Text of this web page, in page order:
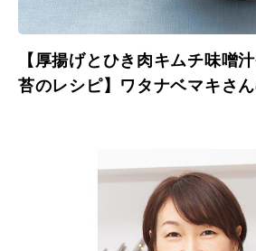
【厚揚げとひき肉キムチ味噌
苔のレシピ】ワタナベマキさ